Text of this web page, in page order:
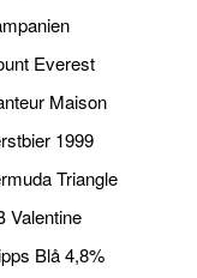
Everest
Maison
1999
Triangle
Valentine
Blå 4,8%